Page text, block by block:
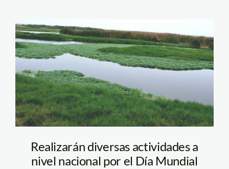
pantanos de villa_spda
Realizarán diversas actividades a
nivel nacional por el Día Mundial